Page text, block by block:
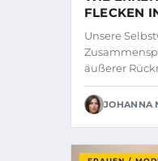
FLECKEN
Unsere
äußerer
JOHANNA